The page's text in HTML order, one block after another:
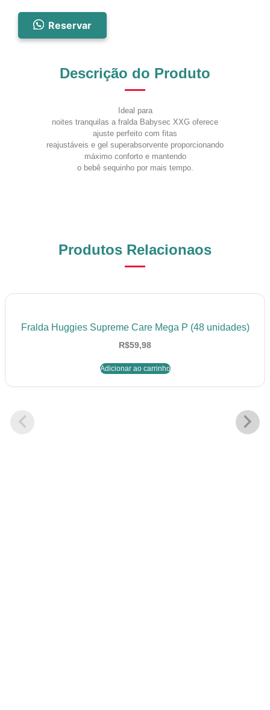
Reservar
Descrição do Produto
Ideal para
noites tranquilas a fralda Babysec XXG oferece
ajuste perfeito com fitas
reajustáveis e gel superabsorvente proporcionando
máximo conforto e mantendo
o bebê sequinho por mais tempo.
Produtos Relacionaos
Fralda Huggies Supreme Care Mega P (48 unidades)
R$59,98
Adicionar ao carrinho